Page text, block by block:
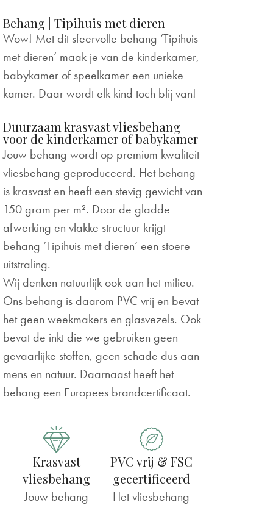
Behang | Tipihuis met dieren
Wow! Met dit sfeervolle behang ‘Tipihuis
met dieren’ maak je van de kinderkamer,
babykamer of speelkamer een unieke
kamer. Daar wordt elk kind toch blij van!
Duurzaam krasvast vliesbehang
voor de kinderkamer of babykamer
Jouw behang wordt op premium kwaliteit
vliesbehang geproduceerd. Het behang
is krasvast en heeft een stevig gewicht van
150 gram per m². Door de gladde
afwerking en vlakke structuur krijgt
behang ‘Tipihuis met dieren’ een stoere
uitstraling.
Wij denken natuurlijk ook aan het milieu.
Ons behang is daarom PVC vrij en bevat
het geen weekmakers en glasvezels. Ook
bevat de inkt die we gebruiken geen
gevaarlijke stoffen, geen schade dus aan
mens en natuur. Daarnaast heeft het
behang een Europees brandcertificaat.
Krasvast
vliesbehang
Jouw behang
PVC vrij & FSC
gecertificeerd
Het vliesbehang